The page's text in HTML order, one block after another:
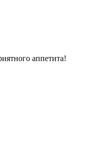
аппетита!